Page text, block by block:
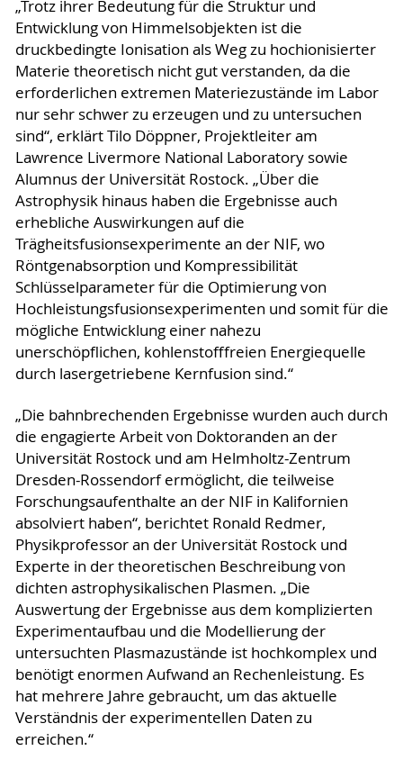
„Trotz ihrer Bedeutung für die Struktur und
Entwicklung von Himmelsobjekten ist die
druckbedingte Ionisation als Weg zu hochionisierter
Materie theoretisch nicht gut verstanden, da die
erforderlichen extremen Materiezustände im Labor
nur sehr schwer zu erzeugen und zu untersuchen
sind“, erklärt Tilo Döppner, Projektleiter am
Lawrence Livermore National Laboratory sowie
Alumnus der Universität Rostock. „Über die
Astrophysik hinaus haben die Ergebnisse auch
erhebliche Auswirkungen auf die
Trägheitsfusionsexperimente an der NIF, wo
Röntgenabsorption und Kompressibilität
Schlüsselparameter für die Optimierung von
Hochleistungsfusionsexperimenten und somit für die
mögliche Entwicklung einer nahezu
unerschöpflichen, kohlenstofffreien Energiequelle
durch lasergetriebene Kernfusion sind.“
„Die bahnbrechenden Ergebnisse wurden auch durch
die engagierte Arbeit von Doktoranden an der
Universität Rostock und am Helmholtz-Zentrum
Dresden-Rossendorf ermöglicht, die teilweise
Forschungsaufenthalte an der NIF in Kalifornien
absolviert haben“, berichtet Ronald Redmer,
Physikprofessor an der Universität Rostock und
Experte in der theoretischen Beschreibung von
dichten astrophysikalischen Plasmen. „Die
Auswertung der Ergebnisse aus dem komplizierten
Experimentaufbau und die Modellierung der
untersuchten Plasmazustände ist hochkomplex und
benötigt enormen Aufwand an Rechenleistung. Es
hat mehrere Jahre gebraucht, um das aktuelle
Verständnis der experimentellen Daten zu
erreichen.“